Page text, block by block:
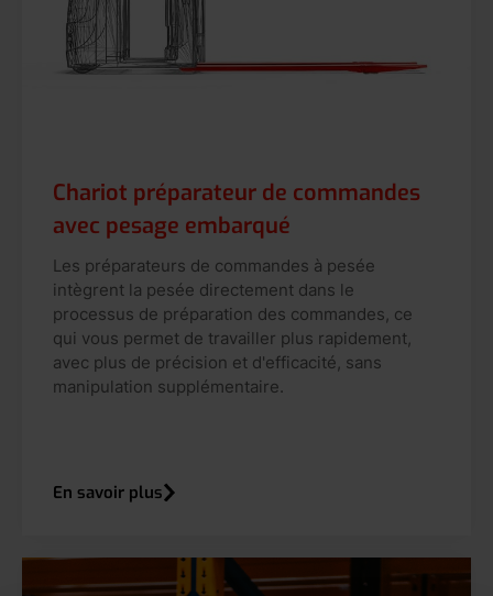
Chariot préparateur de commandes
avec pesage embarqué
Les préparateurs de commandes à pesée
intègrent la pesée directement dans le
processus de préparation des commandes, ce
qui vous permet de travailler plus rapidement,
avec plus de précision et d'efficacité, sans
manipulation supplémentaire.
En savoir plus